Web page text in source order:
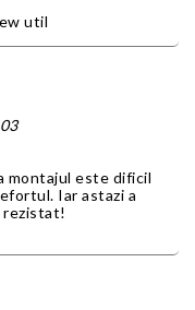
util
montajul este dificil
Iar astazi a
rezistat!